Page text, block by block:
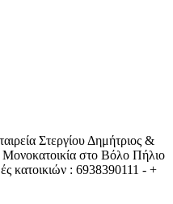
Στεργίου Δημήτριος &
στο Βόλο Πήλιο
κατοικιών : 6938390111 - +